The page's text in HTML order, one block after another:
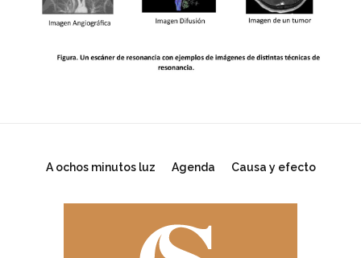
A ochos minutos luz Agenda Causa y efecto